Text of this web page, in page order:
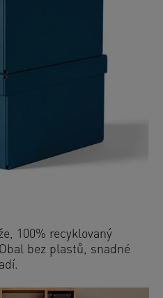
100% recyklovaný
bez plastů, snadné